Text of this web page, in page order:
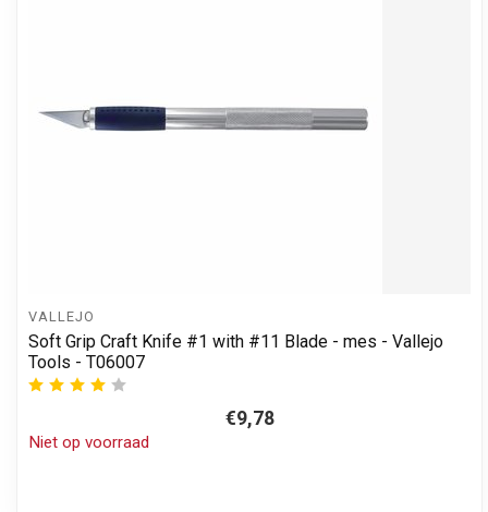
VALLEJO
Soft Grip Craft Knife #1 with #11 Blade - mes - Vallejo
Tools - T06007
€9,78
Niet op voorraad